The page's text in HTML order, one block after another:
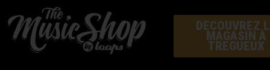
au
contenu
DECOUVREZ
MAGASIN À
TREGUEUX